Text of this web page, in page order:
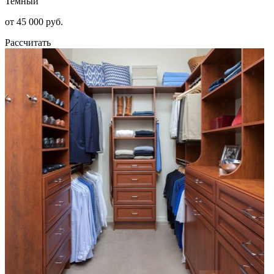
от 45 000 руб.
Рассчитать